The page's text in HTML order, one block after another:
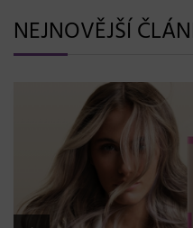
NEJNOVĚJŠÍ